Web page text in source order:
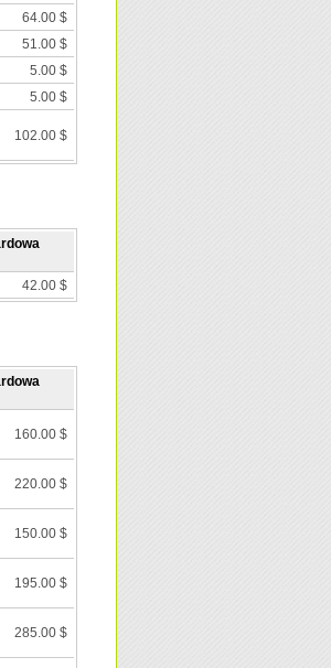
64.00 $
51.00 $
5.00 $
5.00 $
102.00 $
42.00 $
160.00 $
220.00 $
150.00 $
195.00 $
285.00 $